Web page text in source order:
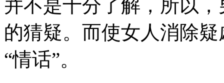
并不是十分了解，所以
的猜疑。而使女人消除
“情话”。